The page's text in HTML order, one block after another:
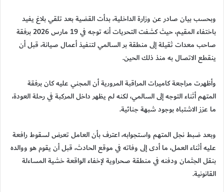
وبحسب بيان صادر عن وزارة الداخلية، بدأت القضية بعد تلقي بلاغ يفيد
باختفاء المقيم، حيث كشفت التحريات أنه توجه في 19 مارس 2026 برفقة
صاحب معدات ثقيلة إلى منطقة بر السالمي لتنفيذ أعمال صيانة، قبل أن
ينقطع الاتصال به منذ ذلك الحين.
وأظهرت مراجعة كاميرات المراقبة المرورية أن المجني عليه كان برفقة
المتهم أثناء التوجه إلى السالمي، لكنه لم يظهر داخل المركبة في رحلة العودة،
ما عزز الاشتباه بوجود شبهة جنائية.
وبعد ضبط نجل المتهم واستجوابه، اعترف بأن العامل تعرض لسقوط رافعة
عليه أثناء العمل، ما أدى إلى وفاته في موقع الحادث، قبل أن يقوم هو ووالده
بنقل الجثمان ودفنه في منطقة صحراوية لإخفاء الواقعة خشية المساءلة
القانونية.